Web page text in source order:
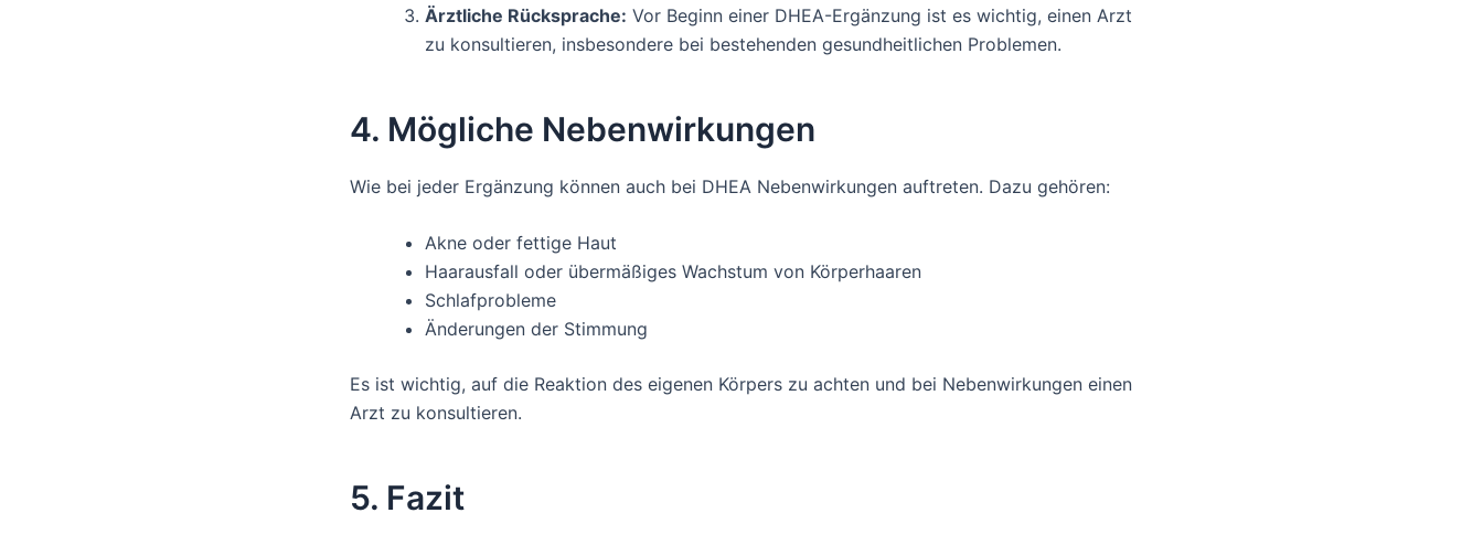
Ärztliche Rücksprache: Vor Beginn einer DHEA-Ergänzung ist es wichtig, einen Arzt
zu konsultieren, insbesondere bei bestehenden gesundheitlichen Problemen.
4. Mögliche Nebenwirkungen
Wie bei jeder Ergänzung können auch bei DHEA Nebenwirkungen auftreten. Dazu gehören:
Akne oder fettige Haut
Haarausfall oder übermäßiges Wachstum von Körperhaaren
Schlafprobleme
Änderungen der Stimmung
Es ist wichtig, auf die Reaktion des eigenen Körpers zu achten und bei Nebenwirkungen einen
Arzt zu konsultieren.
5. Fazit